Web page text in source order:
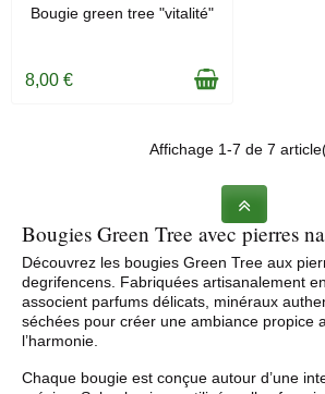
EN STOCK
Bougie green tree "vitalité"
8,00 €
Affichage 1-7 de 7
Bougies Green Tree avec pierres
Découvrez les bougies Green Tree aux
degrifencens. Fabriquées artisanalement
associent parfums délicats, minéraux
séchées pour créer une ambiance propice
l’harmonie.
Chaque bougie est conçue autour d’une